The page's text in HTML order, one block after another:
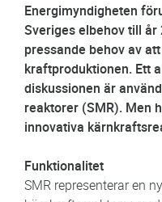
Energimyndigheten
Sveriges elbehov till
pressande behov av
kraftproduktionen. Ett
diskussionen är
reaktorer (SMR). Men
innovativa
Funktionalitet
SMR representerar en